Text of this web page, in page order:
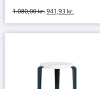
1.080,00kr.941,93 kr.